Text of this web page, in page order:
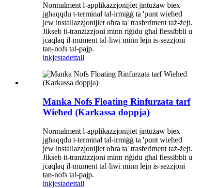
Normalment l-applikazzjonijiet jintużaw biex
jgħaqqdu t-terminal tal-irmiġġ ta 'punt wieħed
jew installazzjonijiet oħra ta' trasferiment taż-żejt.
Jikseb it-tranżizzjoni minn riġidu għal flessibbli u
jċaqlaq il-mument tal-liwi minn lejn is-sezzjoni
tan-nofs tal-pajp.
inkjestadettall
Manka Nofs Floating Rinfurzata tarf
Wieħed (Karkassa doppja)
Normalment l-applikazzjonijiet jintużaw biex
jgħaqqdu t-terminal tal-irmiġġ ta 'punt wieħed
jew installazzjonijiet oħra ta' trasferiment taż-żejt.
Jikseb it-tranżizzjoni minn riġidu għal flessibbli u
jċaqlaq il-mument tal-liwi minn lejn is-sezzjoni
tan-nofs tal-pajp.
inkjestadettall